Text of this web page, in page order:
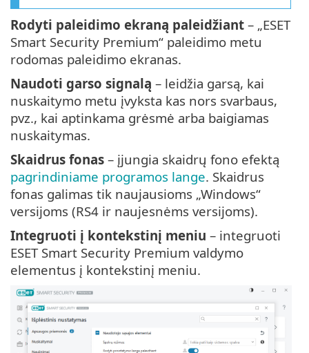
Rodyti paleidimo ekraną paleidžiant – „ESET
Smart Security Premium“ paleidimo metu
rodomas paleidimo ekranas.
Naudoti garso signalą – leidžia garsą, kai
nuskaitymo metu įvyksta kas nors svarbaus,
pvz., kai aptinkama grėsmė arba baigiamas
nuskaitymas.
Skaidrus fonas – įjungia skaidrų fono efektą
pagrindiniame programos lange. Skaidrus
fonas galimas tik naujausioms „Windows“
versijoms (RS4 ir naujesnėms versijoms).
Integruoti į kontekstinį meniu – integruoti
ESET Smart Security Premium valdymo
elementus į kontekstinį meniu.